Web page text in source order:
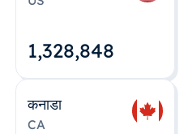
1,328,848
कनाडा
CA